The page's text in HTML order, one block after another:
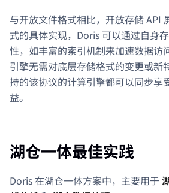
与开放文件格式相比，开放存储 API
式的具体实现，Doris 可以通过自身
性，如丰富的索引机制来加速数据访
引擎无需对底层存储格式的变更或新
持的该协议的计算引擎都可以同步享
益。
湖仓一体最佳实践
Doris 在湖仓一体方案中，主要用于